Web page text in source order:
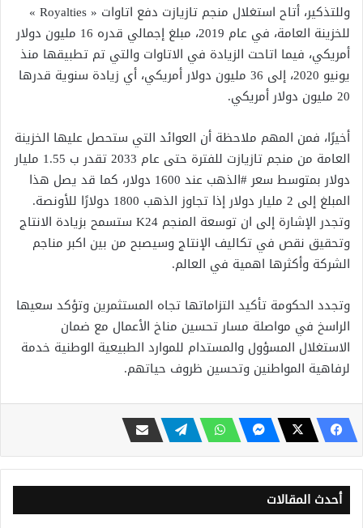
وللتذكير، أتاح استغلال منجم تازيازت دفع اتاوات « Royalties »
للخزينة العامة، في عام 2019، مبلغ إجمالي قدره 16 مليون دولار
أمريكي، فيما اتاحت الزيادة في الاتاوات والتي تم تطبيقها منذ
يونيو 2020، إلى 36 مليون دولار أمريكي، أي زيادة سنوية قدرها
20 مليون دولار أمريكي.
أخيرًا، فمن المهم ملاحظة أن العوائد التي ستحصل عليها الخزينة
العامة من منجم تازيازت للفترة حتى عام 2033 تقدر ب 1.55 مليار
دولار بمتوسط سعر #الذهب عند 1600 دولار، كما قد يصل هذا
المبلغ إلى 2 مليار دولار إذا تجاوز الذهب 1800 دولارًا للأونصة.
وتجدر الإشارة إلى ان توسعة المنجم K24 ستسمح بزيادة الانتاج
وتحقيق نقص في تكاليف الإنتاج وسيصبح من بين اكبر مناجم
الشركة وأكثرها اهمية في العالم.
وتجدد الحكومة تأكيد التزاماتها تجاه المستثمرين وتؤكد سعيها
الراسخ في مواصلة مسار تحسين مناخ الأعمال مع ضمان
الاستغلال المسؤول والمستدام للموارد الطبيعية الوطنية خدمة
لرفاهية المواطنين وتحسين ظروف حياتهم.
أحدث المقالات